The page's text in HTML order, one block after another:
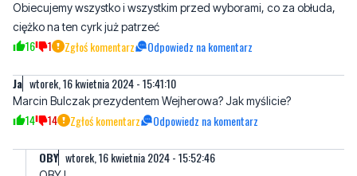
Obiecujemy wszystko i wszystkim przed wyborami, co za obłuda,
ciężko na ten cyrk już patrzeć
16 1 Zgłoś komentarz Odpowiedz na komentarz
Ja wtorek, 16 kwietnia 2024 - 15:41:10
Marcin Bulczak prezydentem Wejherowa? Jak myślicie?
14 14 Zgłoś komentarz Odpowiedz na komentarz
OBY wtorek, 16 kwietnia 2024 - 15:52:46